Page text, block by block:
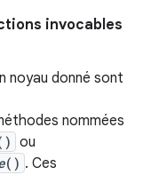
invocables
noyau donné sont
nommées
ou
() . Ces